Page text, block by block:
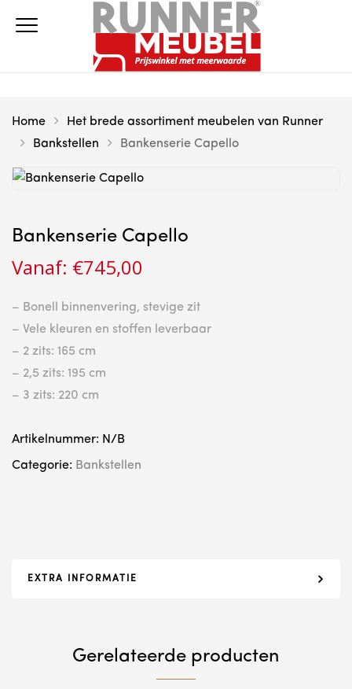
Home
Het brede assortiment meubelen van Runner
Bankstellen
Bankenserie Capello
Bankenserie Capello
Vanaf: €745,00
– Bonell binnenvering, stevige zit
– Vele kleuren en stoffen leverbaar
– 2 zits: 165 cm
– 2,5 zits: 195 cm
– 3 zits: 220 cm
Artikelnummer: N/B
Categorie: Bankstellen
EXTRA INFORMATIE
Gerelateerde producten